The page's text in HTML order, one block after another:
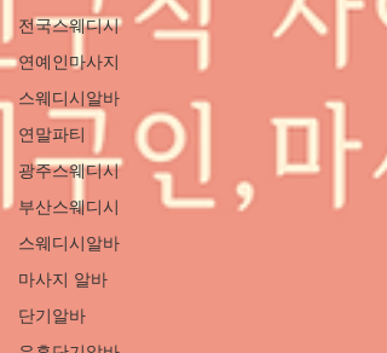
전국스웨디시
연예인마사지
스웨디시알바
연말파티
광주스웨디시
부산스웨디시
스웨디시알바
마사지 알바
단기알바